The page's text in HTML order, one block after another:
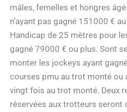
mâles, femelles et hongres
n’ayant pas gagné 151000 €
Handicap de 25 mètres pour
gagné 79000 € ou plus. Sont
monter les jockeys ayant
courses pmu au trot monté ou
vingt fois au trot monté. Deux
réservées aux trotteurs seront